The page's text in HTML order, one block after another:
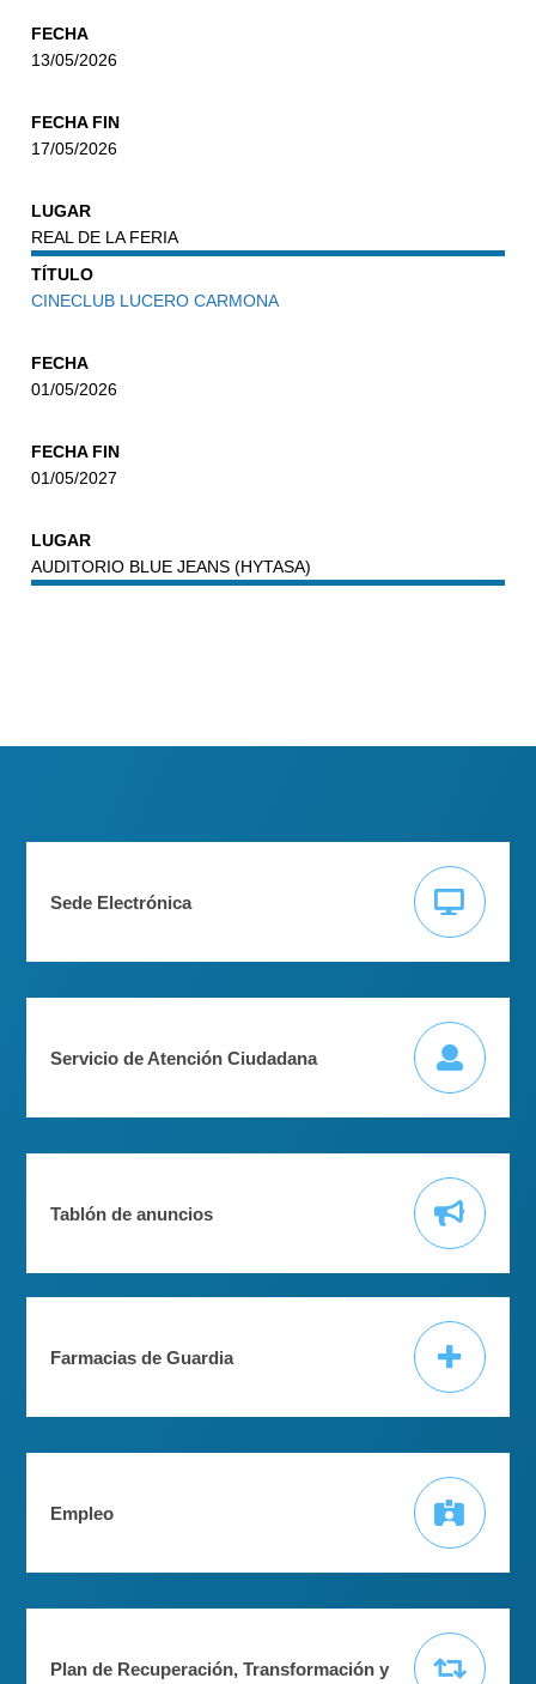
FECHA
13/05/2026
FECHA FIN
17/05/2026
LUGAR
REAL DE LA FERIA
TÍTULO
CINECLUB LUCERO CARMONA
FECHA
01/05/2026
FECHA FIN
01/05/2027
LUGAR
AUDITORIO BLUE JEANS (HYTASA)
Sede Electrónica
Servicio de Atención Ciudadana
Tablón de anuncios
Farmacias de Guardia
Empleo
Plan de Recuperación, Transformación y